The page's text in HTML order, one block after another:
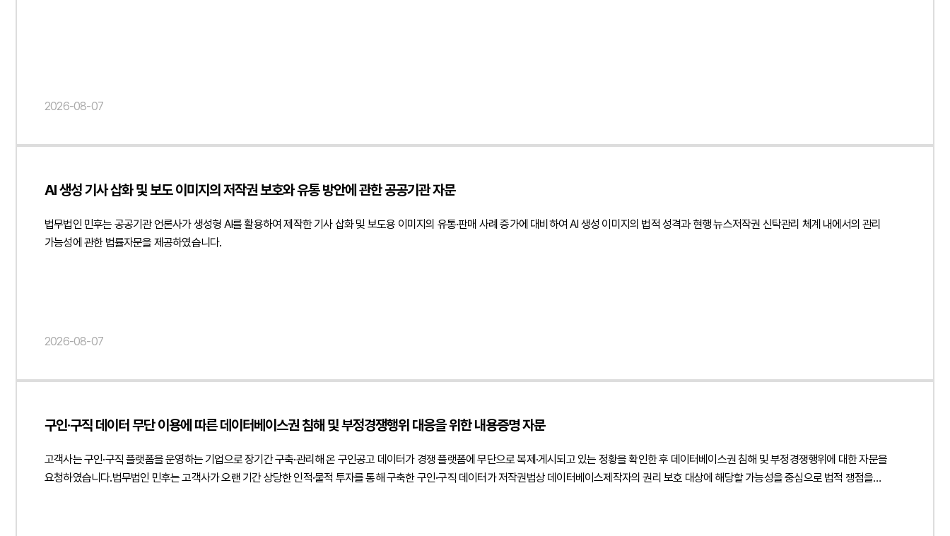
2026-08-07
AI 생성 기사 삽화 및 보도 이미지의 저작권 보호와 유통 방안에 관한 공공기관 자문
법무법인 민후는 공공기관 언론사가 생성형 AI를 활용하여 제작한 기사 삽화 및 보도용 이미지의 유통·판매 사례 증가에 대비하여 AI 생성 이미지의 법적 성격과 현행 뉴스저작권 신탁관리 체계 내에서의 관리
가능성에 관한 법률자문을 제공하였습니다.
2026-08-07
구인·구직 데이터 무단 이용에 따른 데이터베이스권 침해 및 부정경쟁행위 대응을 위한 내용증명 자문
고객사는 구인·구직 플랫폼을 운영하는 기업으로 장기간 구축·관리해 온 구인공고 데이터가 경쟁 플랫폼에 무단으로 복제·게시되고 있는 정황을 확인한 후 데이터베이스권 침해 및 부정경쟁행위에 대한 자문을
요청하였습니다.법무법인 민후는 고객사가 오랜 기간 상당한 인적·물적 투자를 통해 구축한 구인·구직 데이터가 저작권법상 데이터베이스제작자의 권리 보호 대상에 해당할 가능성을 중심으로 법적 쟁점을